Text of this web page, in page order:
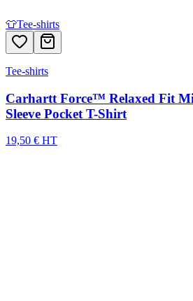
👕Tee-shirts
Tee-shirts
Carhartt Force™ Relaxed Fit
Sleeve Pocket T-Shirt
19,50 € HT